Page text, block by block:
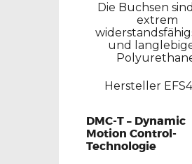
Die Buchsen
extrem
und
Hersteller
DMC-T – Dynamic
Motion Control-
Technologie